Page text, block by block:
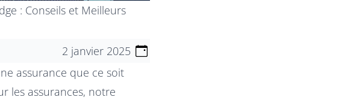
: Conseils et Meilleurs
2 janvier 2025
assurance que ce soit
les assurances, notre